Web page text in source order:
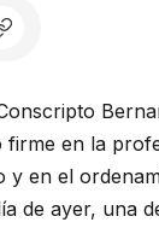
en la
y en el
de ayer, una